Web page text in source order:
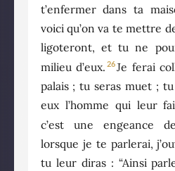
t’enfermer dans ta
voici qu’on va te mettre
ligoteront, et tu ne
milieu d’eux. 26Je ferai
palais ; tu seras muet ;
eux l’homme qui leur
c’est une engeance
lorsque je te parlerai,
tu leur diras : “Ainsi